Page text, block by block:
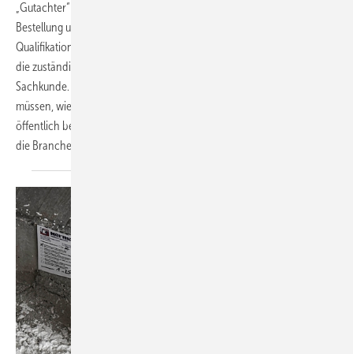
„Gutachter“ gesetzlich nicht geschützt, doch die öffentliche
Bestellung und Vereidigung gilt als besonders anspruchsvoller
Qualifikationsnachweis. Für WKS-Isoliermeister führt dieser Weg über
die zuständige Handwerkskammer und den Nachweis besonderer
Sachkunde. Der Beitrag erklärt, welche Voraussetzungen erfüllt sein
müssen, wie das Prüfungsverfahren aufgebaut ist und warum
öffentlich bestellte Sachverständige aus dem WKS-Isolierhandwerk für
die Branche an Bedeutung gewinnen. Karlheinz